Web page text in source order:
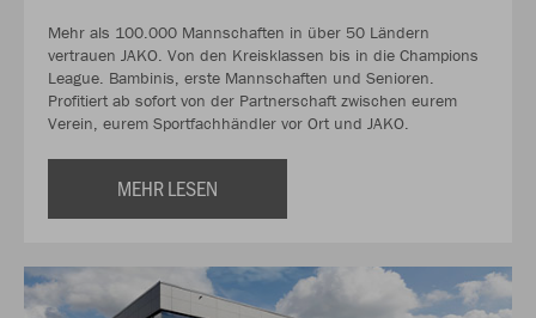
Mehr als 100.000 Mannschaften in über 50 Ländern
vertrauen JAKO. Von den Kreisklassen bis in die Champions
League. Bambinis, erste Mannschaften und Senioren.
Profitiert ab sofort von der Partnerschaft zwischen eurem
Verein, eurem Sportfachhändler vor Ort und JAKO.
MEHR LESEN